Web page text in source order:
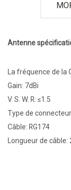
Antenne
La fréquence de la
Gain: 7dBi
V. S. W. R: ≤1.5
Type de
Câble: RG174
Longueur de câble: